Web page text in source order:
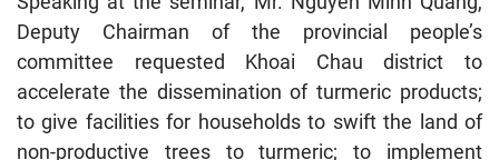
Deputy Chairman of the provincial people’s
committee requested Khoai Chau district to
accelerate the dissemination of turmeric products;
to give facilities for households to swift the land of
non-productive trees to turmeric; to implement